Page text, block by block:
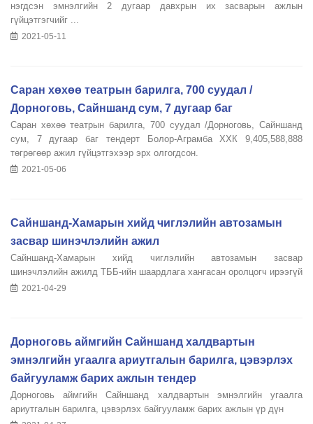
нэгдсэн эмнэлгийн 2 дугаар давхрын их засварын ажлын
гүйцэтгэгчийг ...
2021-05-11
Саран хөхөө театрын барилга, 700 суудал /
Дорноговь, Сайншанд сум, 7 дугаар баг
Саран хөхөө театрын барилга, 700 суудал /Дорноговь, Сайншанд
сум, 7 дугаар баг тендерт Болор-Аграмба ХХК 9,405,588,888
төгрөгөөр ажил гүйцэтгэхээр эрх олгогдсон.
2021-05-06
Сайншанд-Хамарын хийд чиглэлийн автозамын
засвар шинэчлэлийн ажил
Сайншанд-Хамарын хийд чиглэлийн автозамын засвар
шинэчлэлийн ажилд ТББ-ийн шаардлага хангасан оролцогч ирээгүй
2021-04-29
Дорноговь аймгийн Сайншанд халдвартын
эмнэлгийн угаалга ариутгалын барилга, цэвэрлэх
байгууламж барих ажлын тендер
Дорноговь аймгийн Сайншанд халдвартын эмнэлгийн угаалга
ариутгалын барилга, цэвэрлэх байгууламж барих ажлын үр дүн